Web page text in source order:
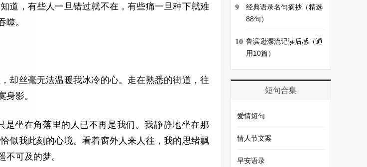
道，有些人一旦错过就不在，有些痛一旦种下就难
。
却丝毫无法温暖我冰冷的心。走在熟悉的街道，往
影。
坐在角落里的人已不再是我们。我静静地坐在那
似我此刻的心境。看着窗外人来人往，我的思绪飘
可及的梦。
9
经典语录名句摘抄（精选
88句）
10 鲁滨逊漂流记读后感（通
用10篇）
短句合集
爱情短句
情人节文案
早安语录